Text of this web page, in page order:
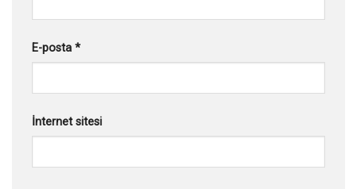
E-posta *
İnternet sitesi